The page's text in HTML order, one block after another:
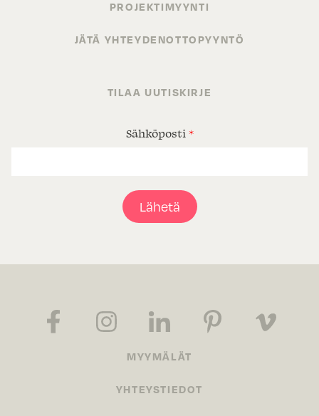
PROJEKTIMYYNTI
JÄTÄ YHTEYDENOTTOPYYNTÖ
TILAA UUTISKIRJE
Sähköposti *
Lähetä
MYYMÄLÄT
YHTEYSTIEDOT